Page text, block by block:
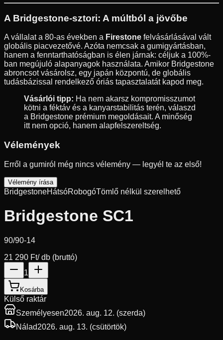
A Bridgestone-sztori: A múltból a jövőbe
A vállalat a 80-as években a Firestone felvásárlásával vált
globális piacvezetővé. Azóta nemcsak a gumigyártásban,
hanem a fenntarthatóságban is élen járnak: céljuk a 100%-
ban megújuló alapanyagok használata. Amikor Bridgestone
abroncsot vásárolsz, egy japán központú, de globális
tudásbázissal rendelkező óriás tapasztalatát kapod meg.
Vásárlói tipp: Ha nem akarsz kompromisszumot
kötni a féktáv és a kanyarstabilitás terén, válaszd
a Bridgestone prémium megoldásait. A minőség
itt nem opció, hanem alapfelszereltség.
Vélemények
Erről a gumiról még nincs vélemény — legyél te az első!
Vélemény írása
BridgestoneHátsóRobogóTömlő nélkül szerelhető
Bridgestone SC1
90/90-14
21 290 Ft/ db (bruttó)
1
Kosárba
Külső raktár
Személyesen2026. aug. 12. (szerda)
Nálad2026. aug. 13. (csütörtök)